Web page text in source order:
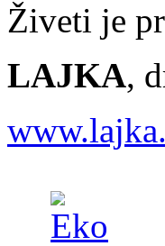
Živeti je
LAJKA,